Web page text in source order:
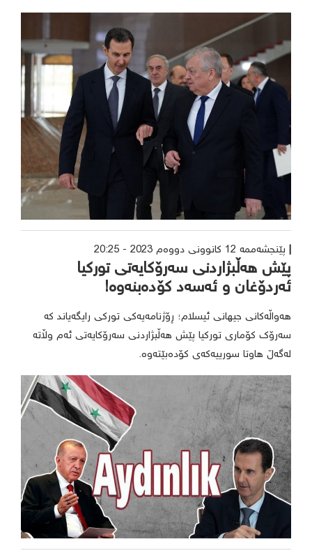
پێنجشەممە 12 کانوونی دووەم 2023 - 20:25
پێش هەڵبژاردنی سەرۆکایەتی تورکیا
ئەردۆغان و ئەسەد کۆدەبنەوە!
هەواڵەکانی جیهانی ئیسلام؛ ڕۆژنامەیەکی تورکی رایگەیاند کە
سەرۆک کۆماری تورکیا پێش هەڵبژاردنی سەرۆکایەتی ئەم وڵاتە
لەگەڵ هاوتا سورییەکەی کۆدەبێتەوە.